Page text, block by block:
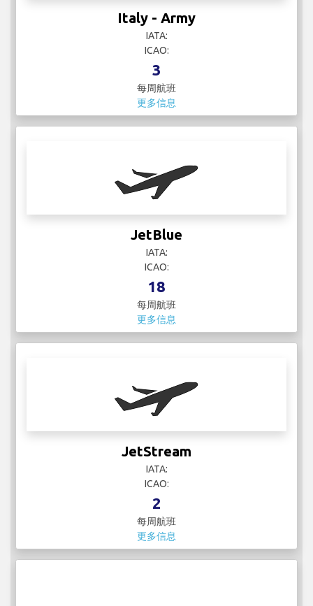
Italy - Army
IATA:
ICAO:
3
每周航班
更多信息
JetBlue
IATA:
ICAO:
18
每周航班
更多信息
JetStream
IATA:
ICAO:
2
每周航班
更多信息